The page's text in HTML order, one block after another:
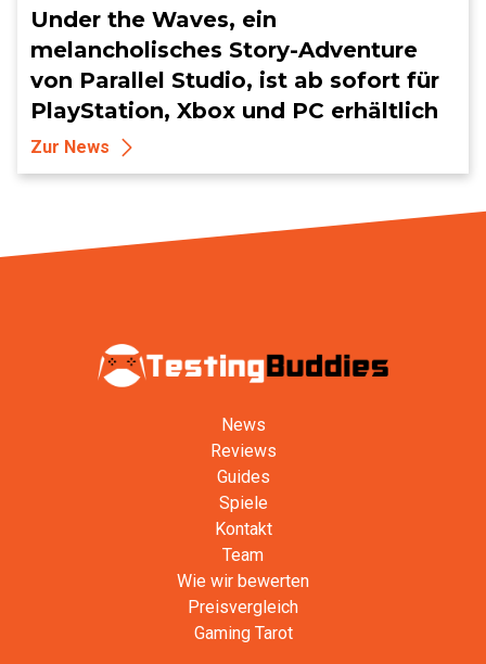
Under the Waves, ein
melancholisches Story-Adventure
von Parallel Studio, ist ab sofort für
PlayStation, Xbox und PC erhältlich
Zur News
News
Reviews
Guides
Spiele
Kontakt
Team
Wie wir bewerten
Preisvergleich
Gaming Tarot